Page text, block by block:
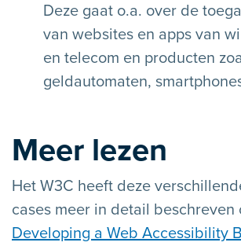
Deze gaat o.a. over de
van websites en apps van
en telecom en producten
geldautomaten,
Meer lezen
Het W3C heeft deze
cases meer in detail beschreven
Developing a Web Accessibility